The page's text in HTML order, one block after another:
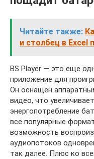
Читайте также:
и столбец в Excel
BS Player — это еще
приложение для
Он оснащен
видео, что
энергопотребление
все популярные
возможность
аудиопотоков
так далее. Плюс ко